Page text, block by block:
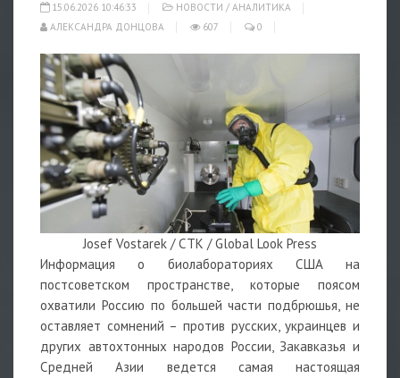
15.06.2026 10:46:33 НОВОСТИ / АНАЛИТИКА
АЛЕКСАНДРА ДОНЦОВА
607 0
Josef Vostarek / CTK / Global Look Press
Информация о биолабораториях США на
постсоветском пространстве, которые поясом
охватили Россию по большей части подбрюшья, не
оставляет сомнений – против русских, украинцев и
других автохтонных народов России, Закавказья и
Средней Азии ведется самая настоящая